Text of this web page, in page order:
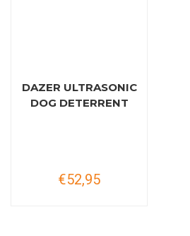
DAZER ULTRASONIC
DOG DETERRENT
€52,95